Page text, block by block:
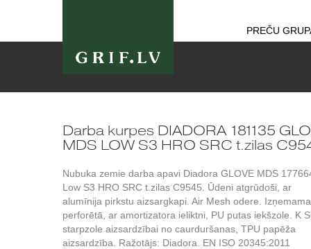
PREČU
Darba kurpes DIADORA 181135
MDS LOW S3 HRO SRC t.zilas
Nubuka zemie darba apavi Diadora GLOVE MDS
Low S3 HRO SRC t.zilas C9545. Ūdeni atgrūdoši, ar
alumīnija pirkstu aizsargkapi. Air Mesh odere. Izņemama
perforētā, ar amortizatora ieliktni, PU putas iekšzole. K
starpzole aizsardzībai no caurduršanas, TPU papēža
aizsardzība. Ražotājs: Diadora. EN ISO 20345:2011